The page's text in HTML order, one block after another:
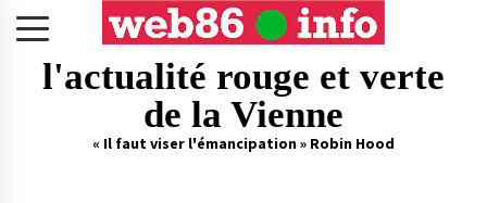
l'actualité rouge et verte
de la Vienne
« Il faut viser l'émancipation » Robin Hood